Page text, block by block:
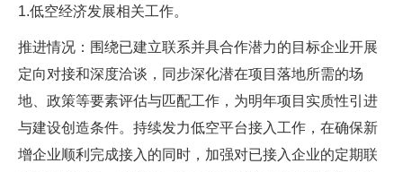
1.低空经济发展相关工作。
推进情况：围绕已建立联系并具合作潜力的目标企业开展
定向对接和深度洽谈，同步深化潜在项目落地所需的场
地、政策等要素评估与匹配工作，为明年项目实质性引进
与建设创造条件。持续发力低空平台接入工作，在确保新
增企业顺利完成接入的同时，加强对已接入企业的定期联